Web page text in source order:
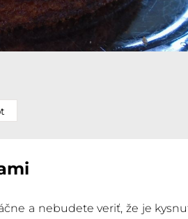
a nebudete veriť, že je